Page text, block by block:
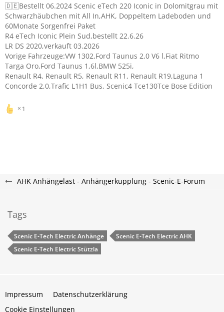
🇩🇪Bestellt 06.2024 Scenic eTech 220 Iconic in Dolomitgrau mit
Schwarzhäubchen mit All In,AHK, Doppeltem Ladeboden und
60Monate Sorgenfrei Paket
R4 eTech Iconic Plein Sud,bestellt 22.6.26
LR DS 2020,verkauft 03.2026
Vorige Fahrzeuge:VW 1302,Ford Taunus 2,0 V6 l,Fiat Ritmo
Targa Oro,Ford Taunus 1,6l,BMW 525i,
Renault R4, Renault R5, Renault R11, Renault R19,Laguna 1
Concorde 2,0,Trafic L1H1 Bus, Scenic4 Tce130Tce Bose Edition
1
AHK Anhängelast - Anhängerkupplung - Scenic-E-Forum
Tags
Scenic E-Tech Electric Anhänge
Scenic E-Tech Electric AHK
Scenic E-Tech Electric Stützla
Impressum
Datenschutzerklärung
Cookie Einstellungen